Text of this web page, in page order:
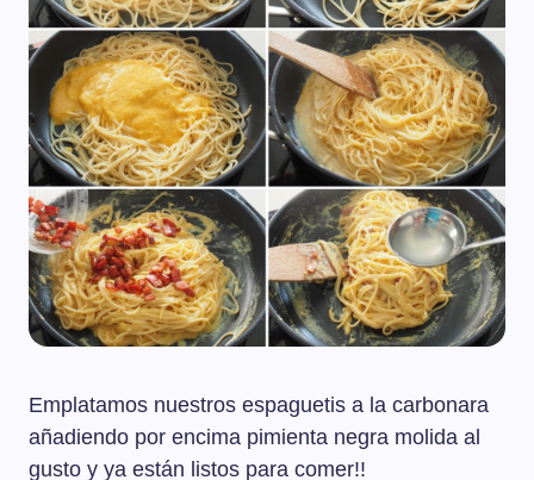
Emplatamos nuestros espaguetis a la carbonara
añadiendo por encima pimienta negra molida al
gusto y ya están listos para comer!!